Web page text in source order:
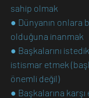
sahip olmak
● Dünyanın onlara
olduğuna inanmak
● Başkalarını
istismar etmek
önemli değil)
● Başkalarına